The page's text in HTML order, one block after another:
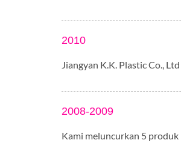
2010
Jiangyan K.K. Plastic Co.,
2008-2009
Kami meluncurkan 5 produk